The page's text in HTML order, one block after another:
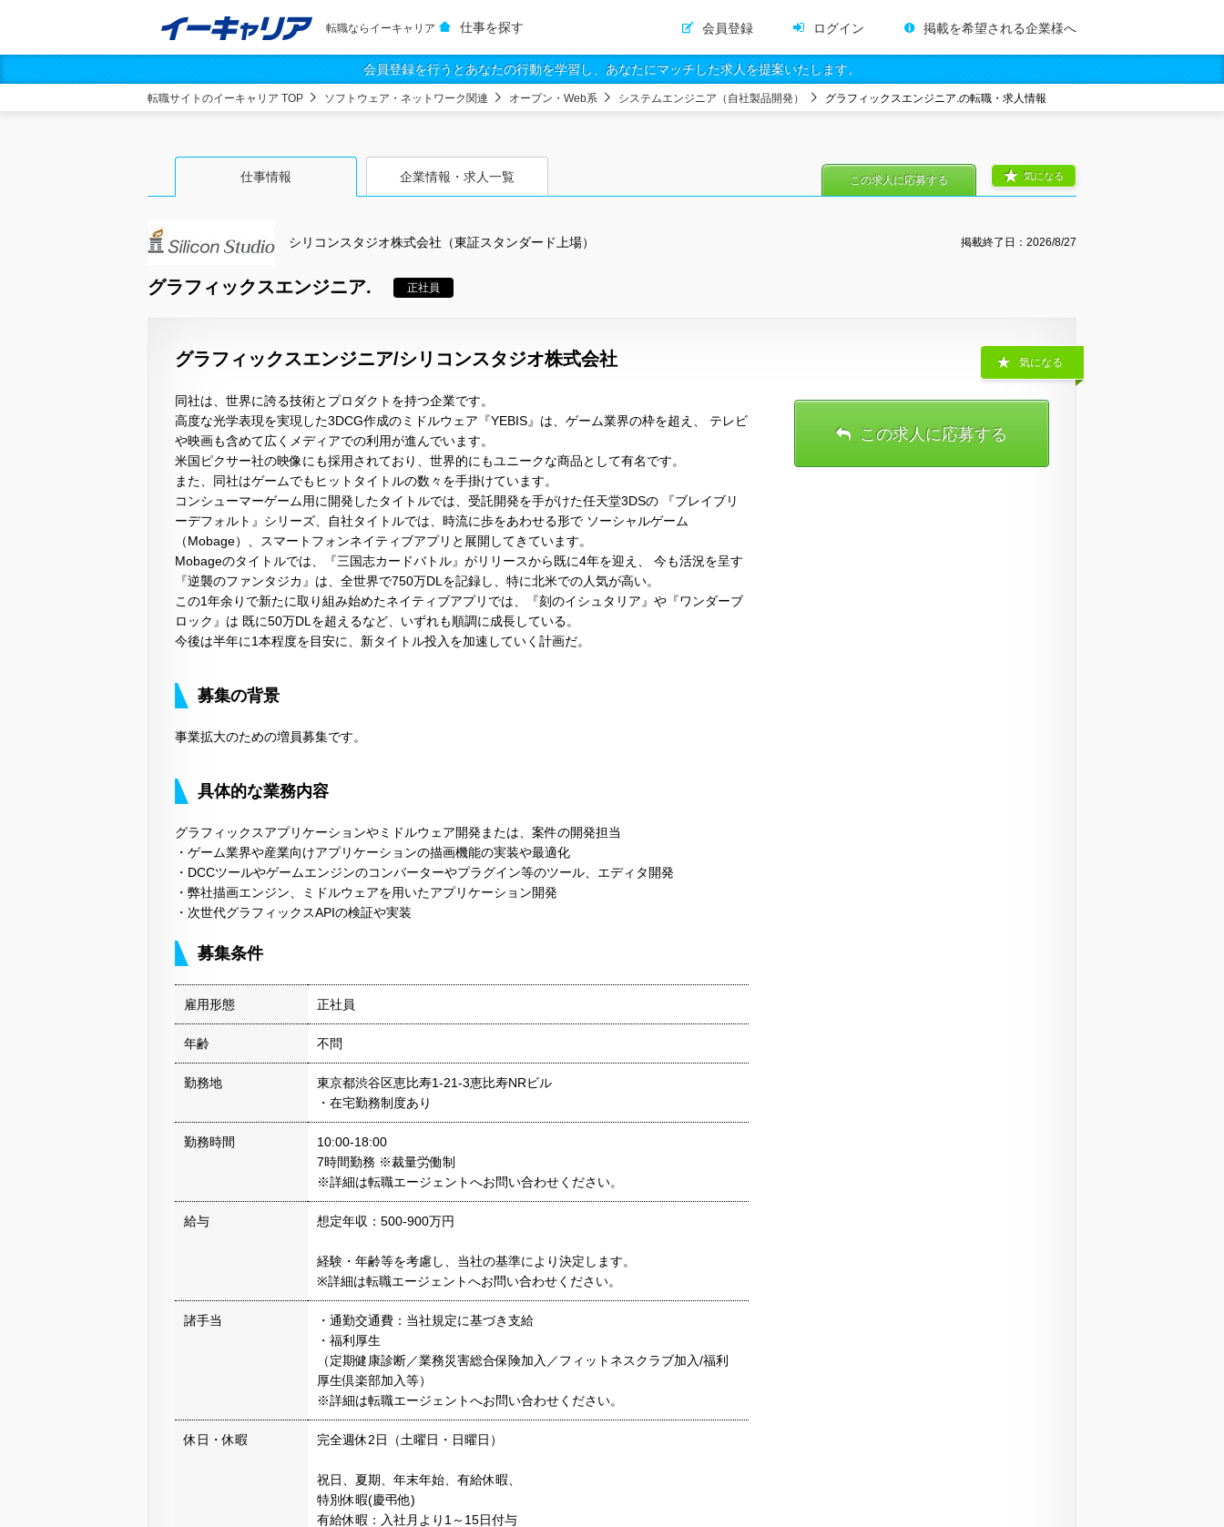
転職ならイーキャリア 仕事を探す 会員登録 ログイン 掲載を希望される企業様へ
会員登録を行うとあなたの行動を学習し、あなたにマッチした求人を提案いたします。
転職サイトのイーキャリア TOP ソフトウェア・ネットワーク関連 オープン・Web系 システムエンジニア（自社製品開発） グラフィックスエンジニア.の転職・求人情報
仕事情報 企業情報・求人一覧
シリコンスタジオ株式会社（東証スタンダード上場） 掲載終了日： 2026/8/27
グラフィックスエンジニア. 正社員
気になる
この求人に応募する
グラフィックスエンジニア/シリコンスタジオ株式会社
同社は、世界に誇る技術とプロダクトを持つ企業です。
高度な光学表現を実現した3DCG作成のミドルウェア『YEBIS』は、ゲーム業界の枠を超え、 テレビ
や映画も含めて広くメディアでの利用が進んでいます。
米国ピクサー社の映像にも採用されており、世界的にもユニークな商品として有名です。
また、同社はゲームでもヒットタイトルの数々を手掛けています。
コンシューマーゲーム用に開発したタイトルでは、受託開発を手がけた任天堂3DSの 『ブレイブリ
ーデフォルト』シリーズ、自社タイトルでは、時流に歩をあわせる形で ソーシャルゲーム
（Mobage）、スマートフォンネイティブアプリと展開してきています。
Mobageのタイトルでは、『三国志カードバトル』がリリースから既に4年を迎え、 今も活況を呈す
『逆襲のファンタジカ』は、全世界で750万DLを記録し、特に北米での人気が高い。
この1年余りで新たに取り組み始めたネイティブアプリでは、『刻のイシュタリア』や『ワンダーブ
ロック』は 既に50万DLを超えるなど、いずれも順調に成長している。
今後は半年に1本程度を目安に、新タイトル投入を加速していく計画だ。
募集の背景
事業拡大のための増員募集です。
具体的な業務内容
グラフィックスアプリケーションやミドルウェア開発または、案件の開発担当
・ゲーム業界や産業向けアプリケーションの描画機能の実装や最適化
・DCCツールやゲームエンジンのコンバーターやプラグイン等のツール、エディタ開発
・弊社描画エンジン、ミドルウェアを用いたアプリケーション開発
・次世代グラフィックスAPIの検証や実装
募集条件
雇用形態 正社員
年齢 不問
勤務地
東京都渋谷区恵比寿1-21-3恵比寿NRビル
・在宅勤務制度あり
勤務時間
10:00-18:00
7時間勤務 ※裁量労働制
※詳細は転職エージェントへお問い合わせください。
給与 想定年収：500-900万円
経験・年齢等を考慮し、当社の基準により決定します。
※詳細は転職エージェントへお問い合わせください。
諸手当
・通勤交通費：当社規定に基づき支給
・福利厚生
（定期健康診断／業務災害総合保険加入／フィットネスクラブ加入/福利
厚生倶楽部加入等）
※詳細は転職エージェントへお問い合わせください。
休日・休暇 完全週休2日（土曜日・日曜日）
祝日、夏期、年末年始、有給休暇、
特別休暇(慶弔他)
有給休暇：入社月より1～15日付与
気になる
この求人に応募する